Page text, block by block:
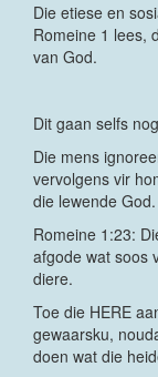
Die etiese en
Romeine 1 lees,
van God.
Dit gaan selfs
Die mens
vervolgens vir
die lewende God.
Romeine 1:23:
afgode wat soos
diere.
Toe die HERE
gewaarsku,
doen wat die